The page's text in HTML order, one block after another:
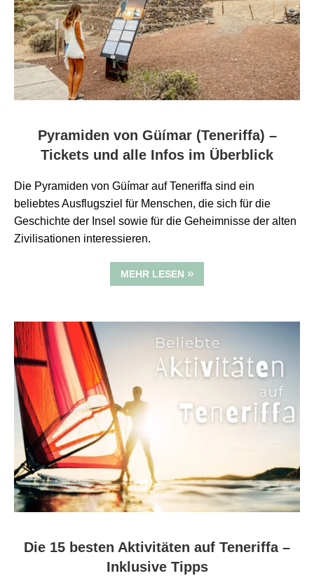
Pyramiden von Güímar (Teneriffa) –
Tickets und alle Infos im Überblick
Die Pyramiden von Güímar auf Teneriffa sind ein
beliebtes Ausflugsziel für Menschen, die sich für die
Geschichte der Insel sowie für die Geheimnisse der alten
Zivilisationen interessieren.
MEHR LESEN
Die 15 besten Aktivitäten auf Teneriffa –
Inklusive Tipps